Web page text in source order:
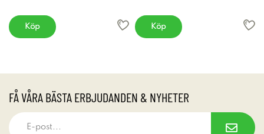
Köp Köp
FÅ VÅRA BÄSTA ERBJUDANDEN & NYHETER